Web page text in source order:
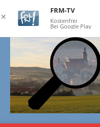
✕
FRM-TV
Kostenfrei
Bei Google Play